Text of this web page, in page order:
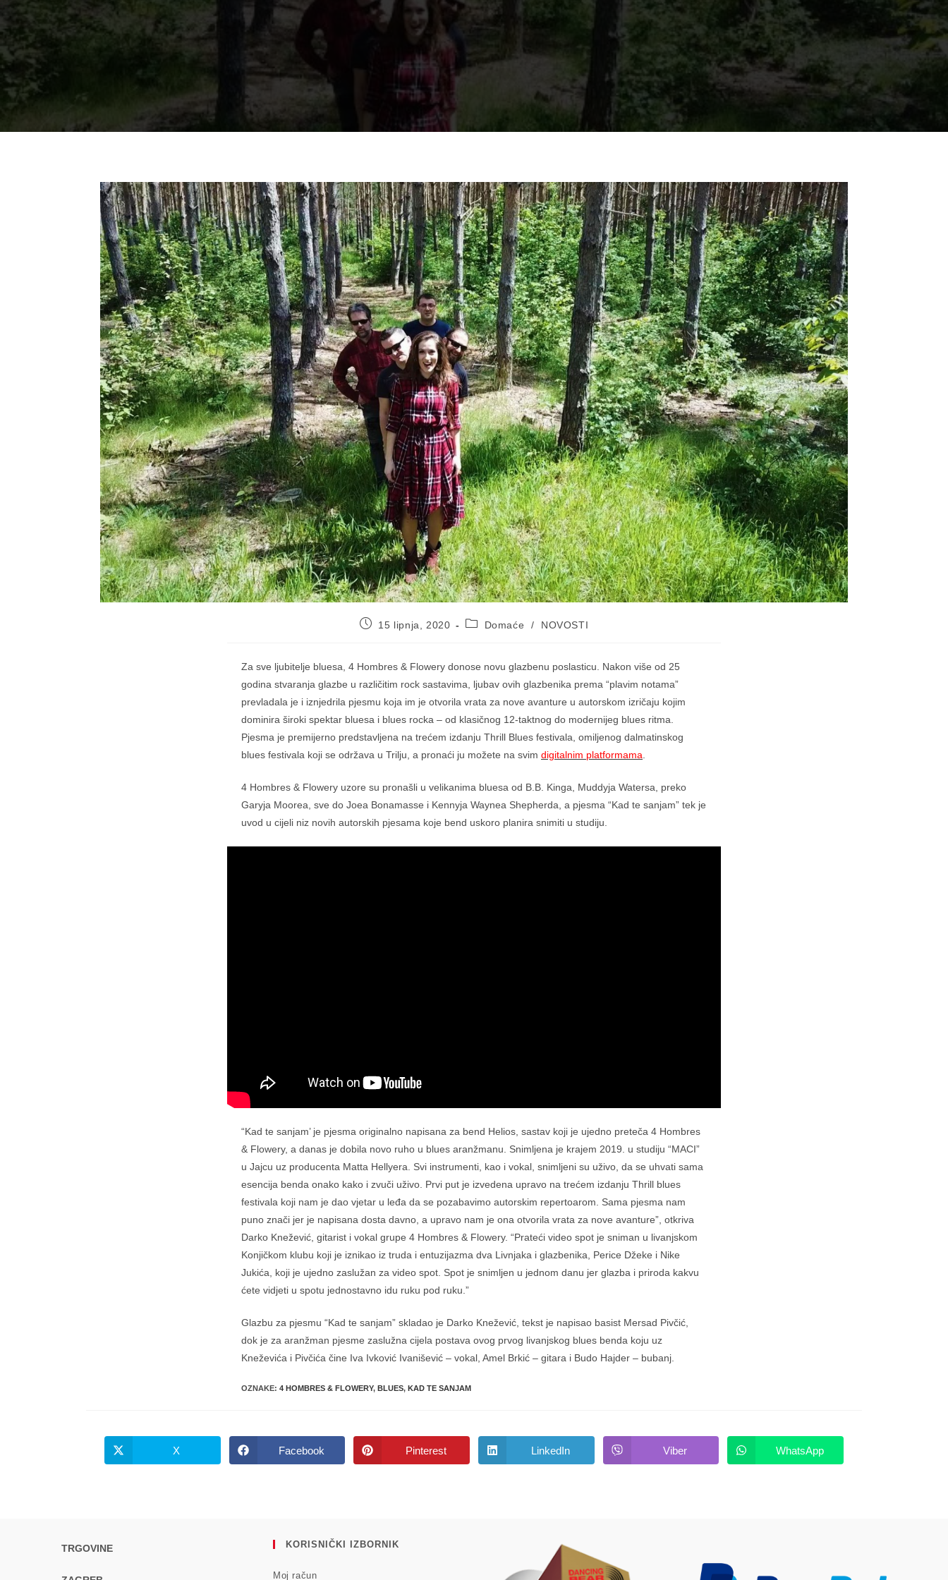
Objava15 lipnja, 2020
Kategorija
Domaće / NOVOSTI
Za sve ljubitelje bluesa, 4 Hombres & Flowery donose novu glazbenu poslasticu. Nakon više od 25
godina stvaranja glazbe u različitim rock sastavima, ljubav ovih glazbenika prema “plavim notama”
prevladala je i iznjedrila pjesmu koja im je otvorila vrata za nove avanture u autorskom izričaju kojim
dominira široki spektar bluesa i blues rocka – od klasičnog 12-taktnog do modernijeg blues ritma.
Pjesma je premijerno predstavljena na trećem izdanju Thrill Blues festivala, omiljenog dalmatinskog
blues festivala koji se održava u Trilju, a pronaći ju možete na svim digitalnim platformama.
4 Hombres & Flowery uzore su pronašli u velikanima bluesa od B.B. Kinga, Muddyja Watersa, preko
Garyja Moorea, sve do Joea Bonamasse i Kennyja Waynea Shepherda, a pjesma “Kad te sanjam” tek je
uvod u cijeli niz novih autorskih pjesama koje bend uskoro planira snimiti u studiju.
“Kad te sanjam’ je pjesma originalno napisana za bend Helios, sastav koji je ujedno preteča 4 Hombres
& Flowery, a danas je dobila novo ruho u blues aranžmanu. Snimljena je krajem 2019. u studiju “MACI”
u Jajcu uz producenta Matta Hellyera. Svi instrumenti, kao i vokal, snimljeni su uživo, da se uhvati sama
esencija benda onako kako i zvuči uživo. Prvi put je izvedena upravo na trećem izdanju Thrill blues
festivala koji nam je dao vjetar u leđa da se pozabavimo autorskim repertoarom. Sama pjesma nam
puno znači jer je napisana dosta davno, a upravo nam je ona otvorila vrata za nove avanture”, otkriva
Darko Knežević, gitarist i vokal grupe 4 Hombres & Flowery. “Prateći video spot je sniman u livanjskom
Konjičkom klubu koji je iznikao iz truda i entuzijazma dva Livnjaka i glazbenika, Perice Džeke i Nike
Jukića, koji je ujedno zaslužan za video spot. Spot je snimljen u jednom danu jer glazba i priroda kakvu
ćete vidjeti u spotu jednostavno idu ruku pod ruku.”
Glazbu za pjesmu “Kad te sanjam” skladao je Darko Knežević, tekst je napisao basist Mersad Pivčić,
dok je za aranžman pjesme zaslužna cijela postava ovog prvog livanjskog blues benda koju uz
Kneževića i Pivčića čine Iva Ivković Ivanišević – vokal, Amel Brkić – gitara i Budo Hajder – bubanj.
OZNAKE: 4 HOMBRES & FLOWERY, BLUES, KAD TE SANJAM
Opens
in
X
Opens
in
Facebook
Opens
in
Pinterest
Opens
in
LinkedIn
Opens
in
Viber
Opens
in
WhatsApp
TRGOVINE KORISNIČKI IZBORNIK
Moj račun